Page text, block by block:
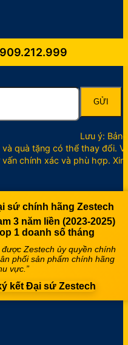
Lưu ý: Bảng
quà tặng có thể thay đổi.
chính xác và phù hợp. Xin
sứ chính hãng Zestech
3 năm liền (2023-2025)
1 doanh số tháng
Zestech ủy quyền chính
phối sản phẩm chính hãng
vực.”